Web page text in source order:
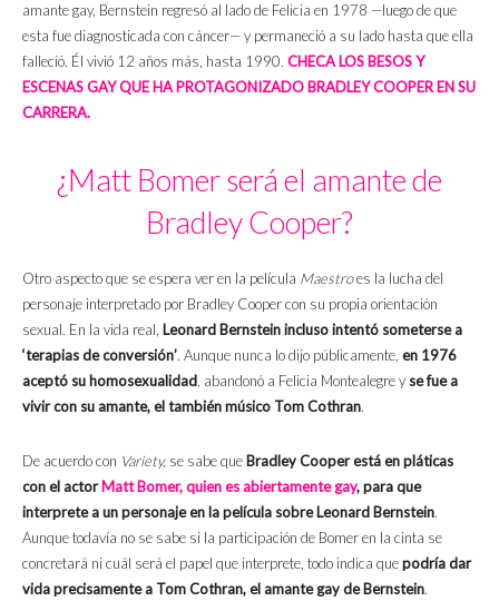
amante gay, Bernstein regresó al lado de Felicia en 1978 —luego de que
esta fue diagnosticada con cáncer— y permaneció a su lado hasta que ella
falleció. Él vivió 12 años más, hasta 1990. CHECA LOS BESOS Y
ESCENAS GAY QUE HA PROTAGONIZADO BRADLEY COOPER EN SU
CARRERA.
¿Matt Bomer será el amante de
Bradley Cooper?
Otro aspecto que se espera ver en la película Maestroes la lucha del
personaje interpretado por Bradley Cooper con su propia orientación
sexual. En la vida real, Leonard Bernstein incluso intentó someterse a
‘terapias de conversión’. Aunque nunca lo dijo públicamente, en 1976
aceptó su homosexualidad, abandonó a Felicia Montealegre y se fue a
vivir con su amante, el también músico Tom Cothran.
De acuerdo con Variety, se sabe que Bradley Cooper está en pláticas
con el actorMatt Bomer, quien es abiertamente gay, para que
interprete a un personaje en la película sobre Leonard Bernstein.
Aunque todavía no se sabe si la participación de Bomer en la cinta se
concretará ni cuál será el papel que interprete, todo indica quepodría dar
vida precisamente a Tom Cothran, el amante gay de Bernstein.